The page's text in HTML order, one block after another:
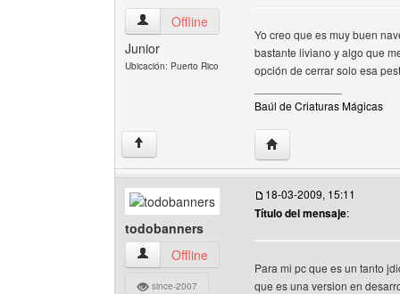
bauldecriaturas Ver perfil del usuario
Offline
Junior
Ubicación: Puerto Rico
Yo creo que es muy buen
bastante liviano y algo que
opción de cerrar solo esa
Baúl de Criaturas Mágicas
↑ Visitar sitio web del
todobanners
todobanners Ver perfil del usuario
Offline
since-2007
18-03-2009, 15:11
Título del mensaje:
Para mi pc que es un tanto
que es una version en